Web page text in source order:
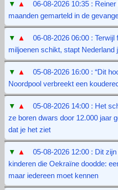
▼ ▲
06-08-2026 10:35 :
maanden gemarteld in de
▼ ▲
06-08-2026 06:00 :
miljoenen schikt, stapt Nederland
▼ ▲
05-08-2026 16:00 : “Dit
Noordpool verbreekt een
▼ ▲
05-08-2026 14:00 : Het
ze boren dwars door 12.000 jaar
dat je het ziet
▼ ▲
05-08-2026 12:00 : Dit
kinderen die Oekraïne doodde:
maar iedereen moet kennen